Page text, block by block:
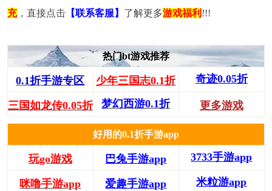
充，直接点击【联系客服】 了解更多游戏福利 !!!
热门bt游戏推荐
0.1折手游专区 少年三国志0.1折 奇迹0.05折
三国如龙传0.05折 梦幻西游0.1折 更多游戏
好用的0.1折手游app
玩go游戏 巴兔手游app 3733手游app
咪噜手游app 爱趣手游app 米粒游app